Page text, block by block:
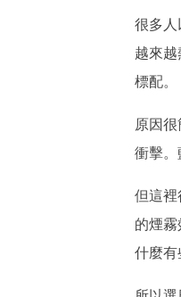
很多人
越來
標配。
原因
衝擊。
但這裡
的煙
什麼有